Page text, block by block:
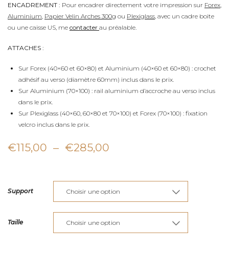
ENCADREMENT : Pour encadrer directement votre impression sur Forex
Aluminium Papier Velin Arches 300g ou Plexiglass , avec un cadre boite
ou une caisse US, me contacter au préalable.
ATTACHES :
Sur Forex (40×60 et 60×80) et Aluminium (40×60 et 60×80) : crochet
adhésif au verso (diamètre 60mm) inclus dans le prix.
Sur Aluminium (70×100) : rail aluminium d’accroche au verso inclus
dans le prix.
Sur Plexiglass (40×60, 60×80 et 70×100) et Forex (70×100) : fixation
velcro inclus dans le prix.
€115,00 – €285,00
prix :
€115,00
à
€285,00
Support
Taille